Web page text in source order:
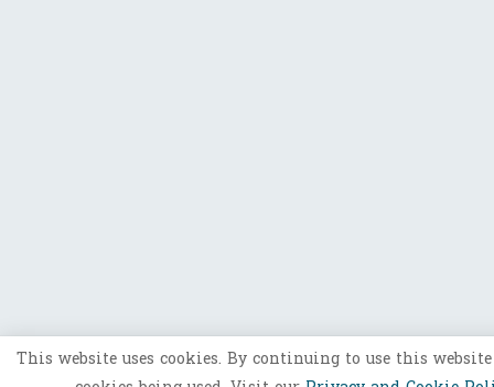
This website uses cookies. By continuing to use this